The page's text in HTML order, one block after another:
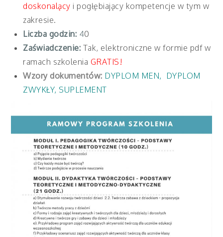
doskonalący i pogłębiający kompetencje w tym w
zakresie.
Liczba godzin: 40
Zaświadczenie: Tak, elektroniczne w formie pdf w
ramach szkolenia GRATIS!
Wzory dokumentów: DYPLOM MEN, DYPLOM
ZWYKŁY, SUPLEMENT